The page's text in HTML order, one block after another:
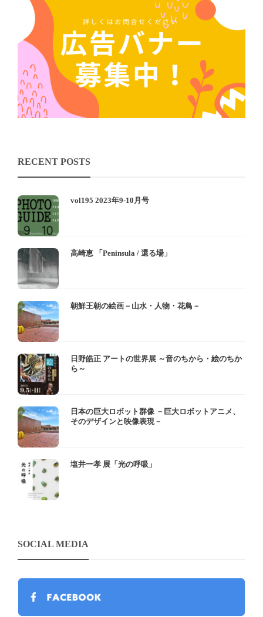
RECENT POSTS
vol195 2023年9-10月号
高崎恵 「Peninsula / 還る場」
朝鮮王朝の絵画－山水・人物・花鳥－
日野皓正 アートの世界展 ～音のちから・絵のちか
ら～
日本の巨大ロボット群像 －巨大ロボットアニメ、
そのデザインと映像表現－
塩井一孝 展「光の呼吸」
SOCIAL MEDIA